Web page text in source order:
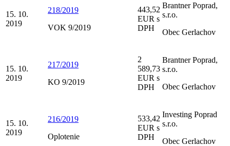
15. 10.
2019
218/2019
VOK 9/2019
443,52
EUR s
DPH
Brantner Poprad,
s.r.o.
Obec Gerlachov
15. 10.
2019
217/2019
KO 9/2019
2
589,73
EUR s
DPH
Brantner Poprad,
s.r.o.
Obec Gerlachov
15. 10.
2019
216/2019
Oplotenie
533,42
EUR s
DPH
Investing Poprad
s.r.o.
Obec Gerlachov